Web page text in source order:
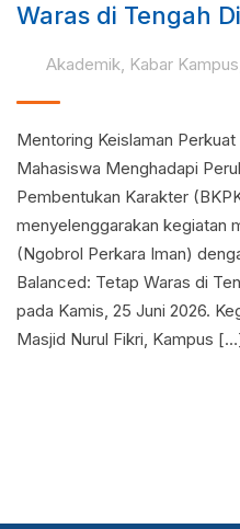
Waras di Tengah
Akademik, Kabar Kampus
Mentoring Keislaman
Mahasiswa Menghadapi
Pembentukan Karakter
menyelenggarakan kegiatan
(Ngobrol Perkara Iman)
Balanced: Tetap Waras di
pada Kamis, 25 Juni 2026.
Masjid Nurul Fikri, Kampus